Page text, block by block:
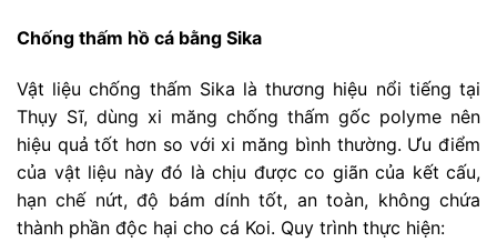
Chống thấm hồ cá bằng Sika
Vật liệu chống thấm Sika là thương hiệu nổi tiếng tại
Thụy Sĩ, dùng xi măng chống thấm gốc polyme nên
hiệu quả tốt hơn so với xi măng bình thường. Ưu điểm
của vật liệu này đó là chịu được co giãn của kết cấu,
hạn chế nứt, độ bám dính tốt, an toàn, không chứa
thành phần độc hại cho cá Koi. Quy trình thực hiện: